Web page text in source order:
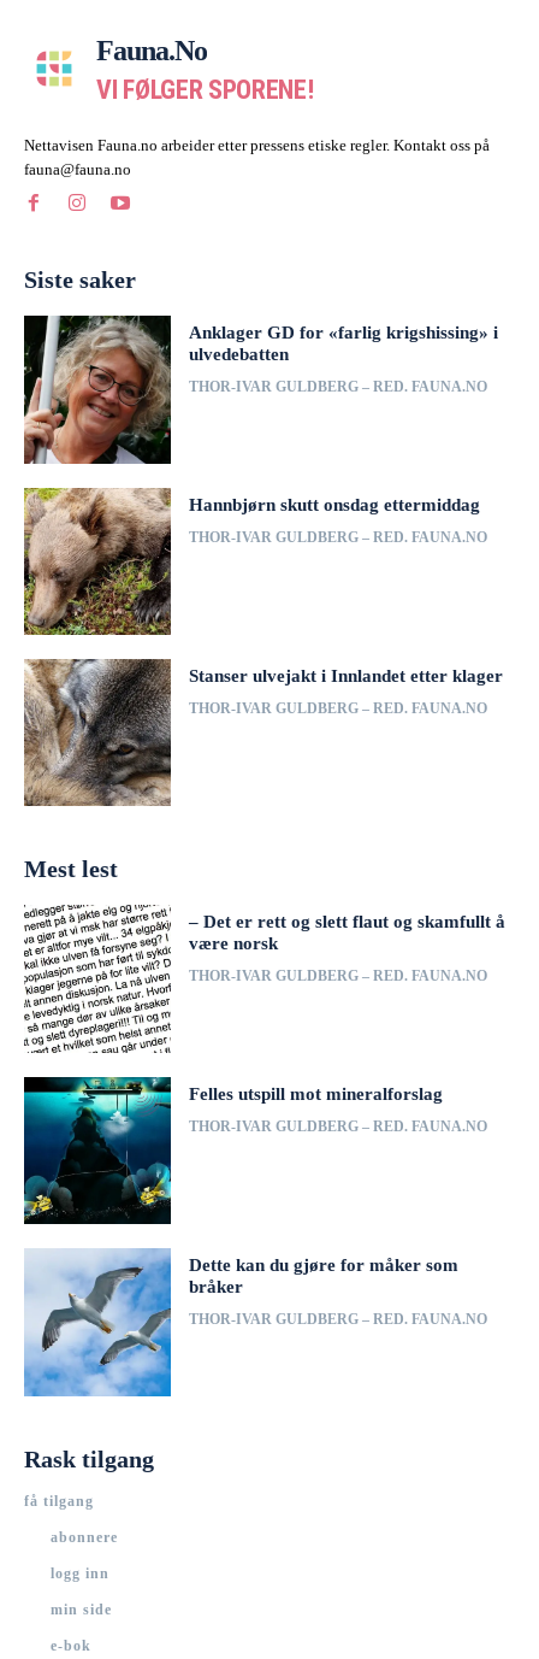
Fauna.no
VI FØLGER SPORENE!
Nettavisen Fauna.no arbeider etter pressens etiske regler. Kontakt oss på
fauna@fauna.no
Siste saker
Anklager GD for «farlig krigshissing» i
ulvedebatten
THOR-IVAR GULDBERG – RED. FAUNA.NO
Hannbjørn skutt onsdag ettermiddag
THOR-IVAR GULDBERG – RED. FAUNA.NO
Stanser ulvejakt i Innlandet etter klager
THOR-IVAR GULDBERG – RED. FAUNA.NO
Mest lest
– Det er rett og slett flaut og skamfullt å
være norsk
THOR-IVAR GULDBERG – RED. FAUNA.NO
Felles utspill mot mineralforslag
THOR-IVAR GULDBERG – RED. FAUNA.NO
Dette kan du gjøre for måker som
bråker
THOR-IVAR GULDBERG – RED. FAUNA.NO
Rask tilgang
få tilgang
abonnere
logg inn
min side
e-bok